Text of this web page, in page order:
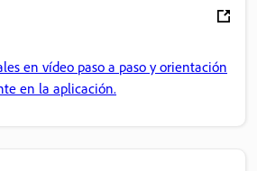
en vídeo paso a paso y orientación
en la aplicación.